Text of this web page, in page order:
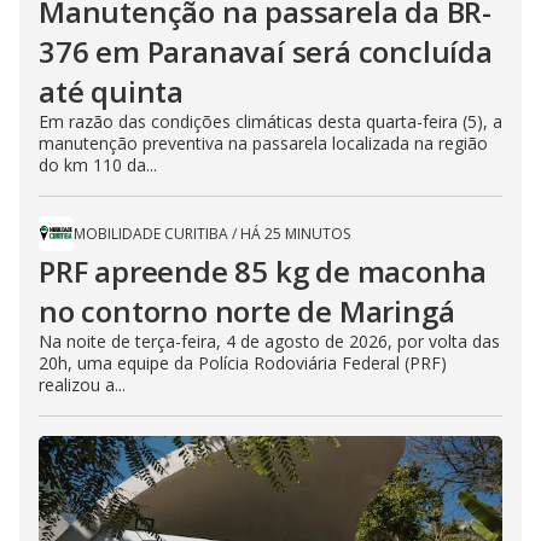
Manutenção na passarela da BR-
376 em Paranavaí será concluída
até quinta
Em razão das condições climáticas desta quarta-feira (5), a
manutenção preventiva na passarela localizada na região
do km 110 da...
MOBILIDADE CURITIBA/ HÁ 25 MINUTOS
PRF apreende 85 kg de maconha
no contorno norte de Maringá
Na noite de terça-feira, 4 de agosto de 2026, por volta das
20h, uma equipe da Polícia Rodoviária Federal (PRF)
realizou a...